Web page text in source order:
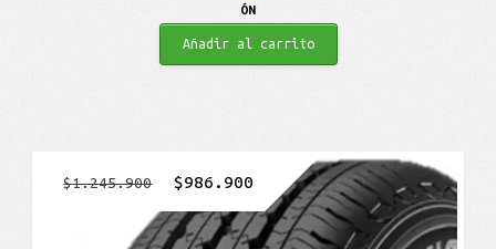
ÓN
Añadir al carrito
$1.245.900
El
precio
original
$986.900
precio
actual